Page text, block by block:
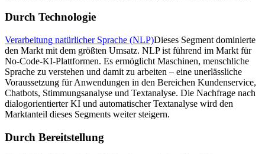
Durch Technologie
Verarbeitung natürlicher Sprache (NLP)Dieses Segment dominierte
den Markt mit dem größten Umsatz. NLP ist führend im Markt für
No-Code-KI-Plattformen. Es ermöglicht Maschinen, menschliche
Sprache zu verstehen und damit zu arbeiten – eine unerlässliche
Voraussetzung für Anwendungen in den Bereichen Kundenservice,
Chatbots, Stimmungsanalyse und Textanalyse. Die Nachfrage nach
dialogorientierter KI und automatischer Textanalyse wird den
Marktanteil dieses Segments weiter steigern.
Durch Bereitstellung